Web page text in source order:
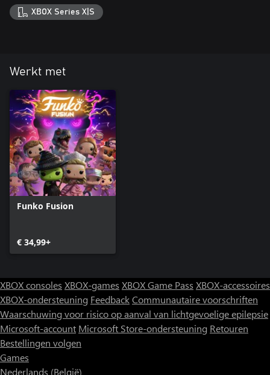
XBOX Series X|S
Werkt met
Funko Fusion
€ 34,99+
XBOX consoles XBOX-games XBOX Game Pass XBOX-accessoires
XBOX-ondersteuning FeedbackCommunautaire voorschriften
Waarschuwing voor risico op aanval van lichtgevoelige epilepsie
Microsoft-account Microsoft Store-ondersteuning Retouren
Bestellingen volgen
Games
Nederlands (België)